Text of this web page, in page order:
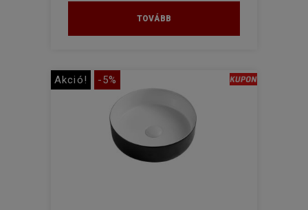
TOVÁBB
Akció! -5%